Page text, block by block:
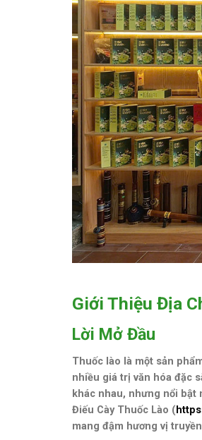
Giới Thiệu Địa
Lời Mở Đầu
Thuốc lào là một sản
nhiều giá trị văn hóa đặc
khác nhau, nhưng nổi bật
Điếu Cày Thuốc Lào (
mang đậm hương vị